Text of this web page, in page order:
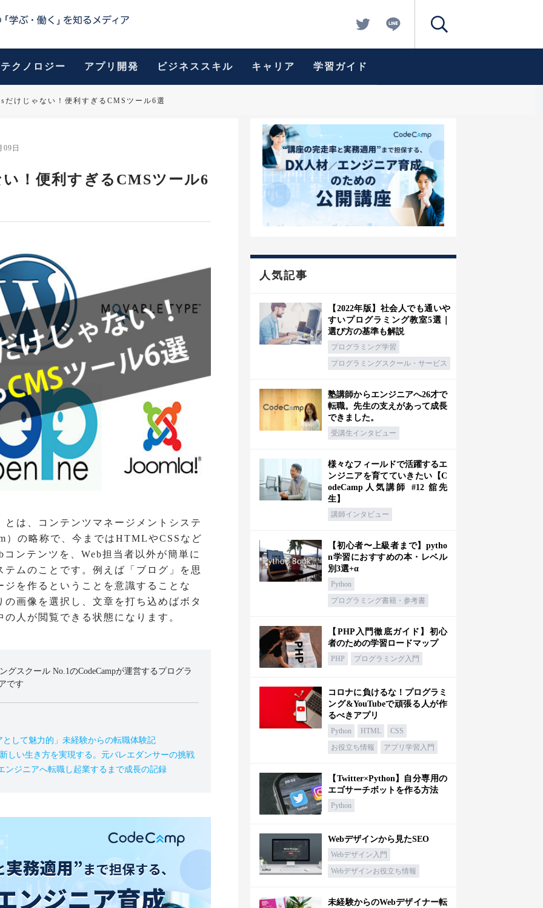
テクノロジー アプリ開発 ビジネススキル キャリア 学習ガイド
だけじゃない！便利すぎるCMSツール6選
09日
！便利すぎるCMSツール6
とは、コンテンツマネージメントシステ
）の略称で、今まではHTMLやCSSなど
ンテンツを、Web担当者以外が簡単に
ムのことです。例えば「ブログ」を思
を作るということを意識することな
画像を選択し、文章を打ち込めばボタ
人が閲覧できる状態になります。
グスクール No.1のCodeCampが運営するプログラ
です
して魅力的」未経験からの転職体験記
しい生き方を実現する。元バレエダンサーの挑戦
ンジニアへ転職し起業するまで成長の記録
人気記事
【2022年版】社会人でも通いや
すいプログラミング教室5選｜
選び方の基準も解説
プログラミング学習
プログラミングスクール・サービス
塾講師からエンジニアへ26才で
転職。先生の支えがあって成長
できました。
受講生インタビュー
様々なフィールドで活躍するエ
ンジニアを育てていきたい【C
odeCamp人気講師 #12 舘先
生】
講師インタビュー
【初心者〜上級者まで】pytho
n学習におすすめの本・レベル
別3選+α
Python
プログラミング書籍・参考書
【PHP入門徹底ガイド】初心
者のための学習ロードマップ
PHP プログラミング入門
コロナに負けるな！プログラミ
ング&YouTubeで頑張る人が作
るべきアプリ
Python HTML
CSS
お役立ち情報
アプリ学習入門
【Twitter×Python】自分専用の
エゴサーチボットを作る方法
Python
Webデザインから見たSEO
Webデザイン入門
Webデザインお役立ち情報
未経験からのWebデザイナー転